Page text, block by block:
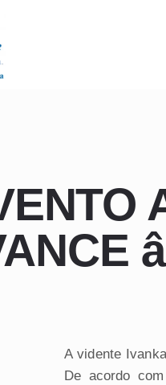
A vidente
De acordo